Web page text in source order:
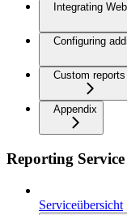
Integrating
Configuring
Custom reports
Appendix
Reporting Service
Serviceübersicht